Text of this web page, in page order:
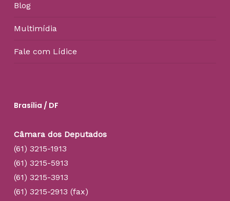
Blog
Multimídia
Fale com Lídice
Brasília / DF
Câmara dos Deputados
(61) 3215-1913
(61) 3215-5913
(61) 3215-3913
(61) 3215-2913 (fax)